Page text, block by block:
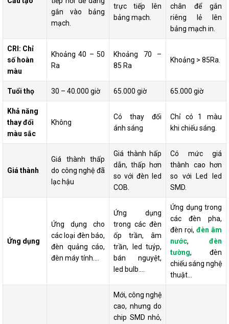
gắn vào bảng
mạch.
trực tiếp lên
bảng mạch.
chân để gắn
riêng lẻ lên
bảng mạch in.
CRI: Chỉ
số hoàn
màu
Khoảng 40 – 50
Ra
Khoảng 70 –
85 Ra
Khoảng > 85Ra.
Tuổi thọ 30 – 40.000 giờ 65.000 giờ 65.000 giờ
Khả năng
thay đổi
màu sắc
Không
Có thay đổi
ánh sáng
Chỉ có 1 màu
khi chiếu sáng.
Giá thành
Giá thành thấp
do công nghệ đã
lạc hậu
Giá thành hấp
dẫn, thấp hơn
so với đèn led
COB.
Có mức giá
thành cao hơn
so với Led led
SMD.
Ứng dụng
Ứng dụng cho
các loại đèn báo,
đèn quảng cáo,
đèn máy tính....
Ứng dụng
trong các đèn
ốp trần, âm
trần, led tuýp,
bán nguyệt,
led bulb....
Ứng dụng trong
các đèn pha,
đèn rọi, đèn âm
nước, đèn
tường, đèn
chiếu sáng nghệ
thuật...
Mới, công nghệ
cao, nhưng do
chip SMD nhỏ,